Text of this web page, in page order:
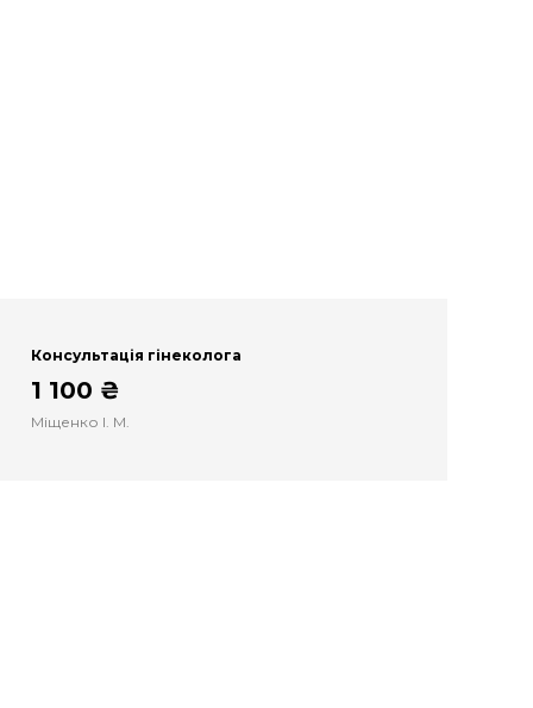
Консультація гінеколога
1 100 ₴
Міщенко І. М.